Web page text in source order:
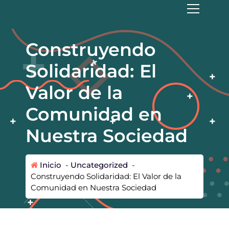
Construyendo
Solidaridad: El
Valor de la
Comunidad en
Nuestra Sociedad
Inicio - Uncategorized -
Construyendo Solidaridad: El Valor de la
Comunidad en Nuestra Sociedad